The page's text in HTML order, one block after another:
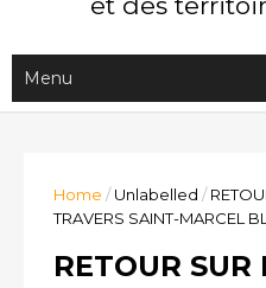
Home /Unlabelled /
TRAVERS SAINT-MARCEL
RETOUR SUR